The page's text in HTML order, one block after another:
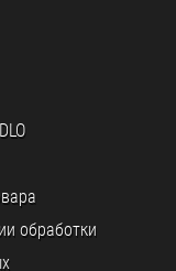
обработки